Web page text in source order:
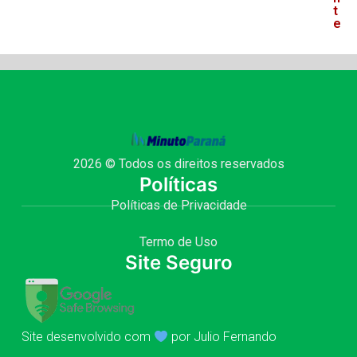
t
e
2026 © Todos os direitos reservados
Políticas
Políticas de Privacidade
Termo de Uso
Site Seguro
Site desenvolvido com por Julio Fernando